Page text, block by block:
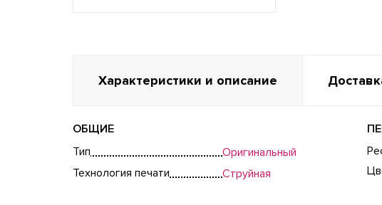
Характеристики и описание
ОБЩИЕ
Тип
Оригинальный
Технология печати
Струйная